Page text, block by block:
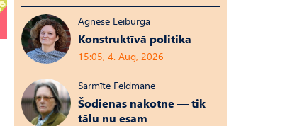
Agnese Leiburga
Konstruktīvā politika
15:05, 4. Aug, 2026
Sarmīte Feldmane
Šodienas nākotne — tik
tālu nu esam